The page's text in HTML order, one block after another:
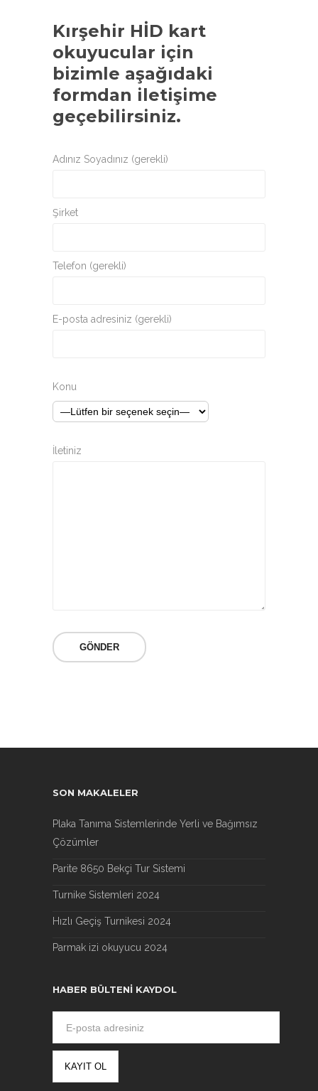
Kırşehir HİD kart
okuyucular için
bizimle aşağıdaki
formdan iletişime
geçebilirsiniz.
Adınız Soyadınız (gerekli)
Şirket
Telefon (gerekli)
E-posta adresiniz (gerekli)
Konu
İletiniz
SON MAKALELER
Plaka Tanıma Sistemlerinde Yerli ve Bağımsız
Çözümler
Parite 8650 Bekçi Tur Sistemi
Turnike Sistemleri 2024
Hızlı Geçiş Turnikesi 2024
Parmak izi okuyucu 2024
HABER BÜLTENI KAYDOL